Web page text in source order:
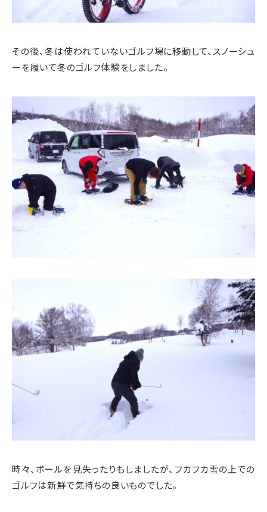
その後、冬は使われていないゴルフ場に移動して、スノーシュ
ーを履いて冬のゴルフ体験をしました。
時々、ボールを見失ったりもしましたが、フカフカ雪の上での
ゴルフは新鮮で気持ちの良いものでした。